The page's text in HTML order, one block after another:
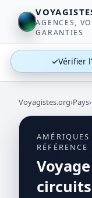
AGENCES,
GARANTIES
✓Vérifier
Voyagistes.org›Pays›
RÉFÉRENCE